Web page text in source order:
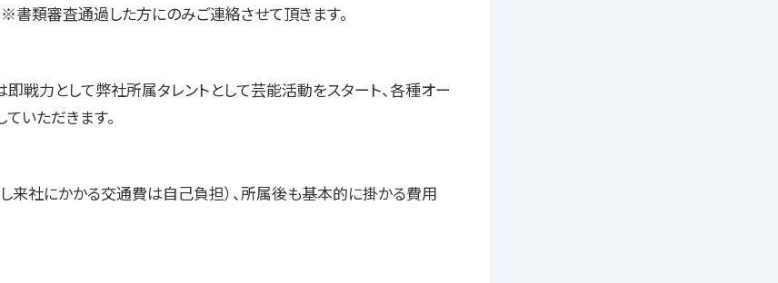
※書類審査通過した方にのみご連絡させて頂きます。
即戦力として弊社所属タレントとして芸能活動をスタート、各種オー
いただきます。
し来社にかかる交通費は自己負担）、所属後も基本的に掛かる費用